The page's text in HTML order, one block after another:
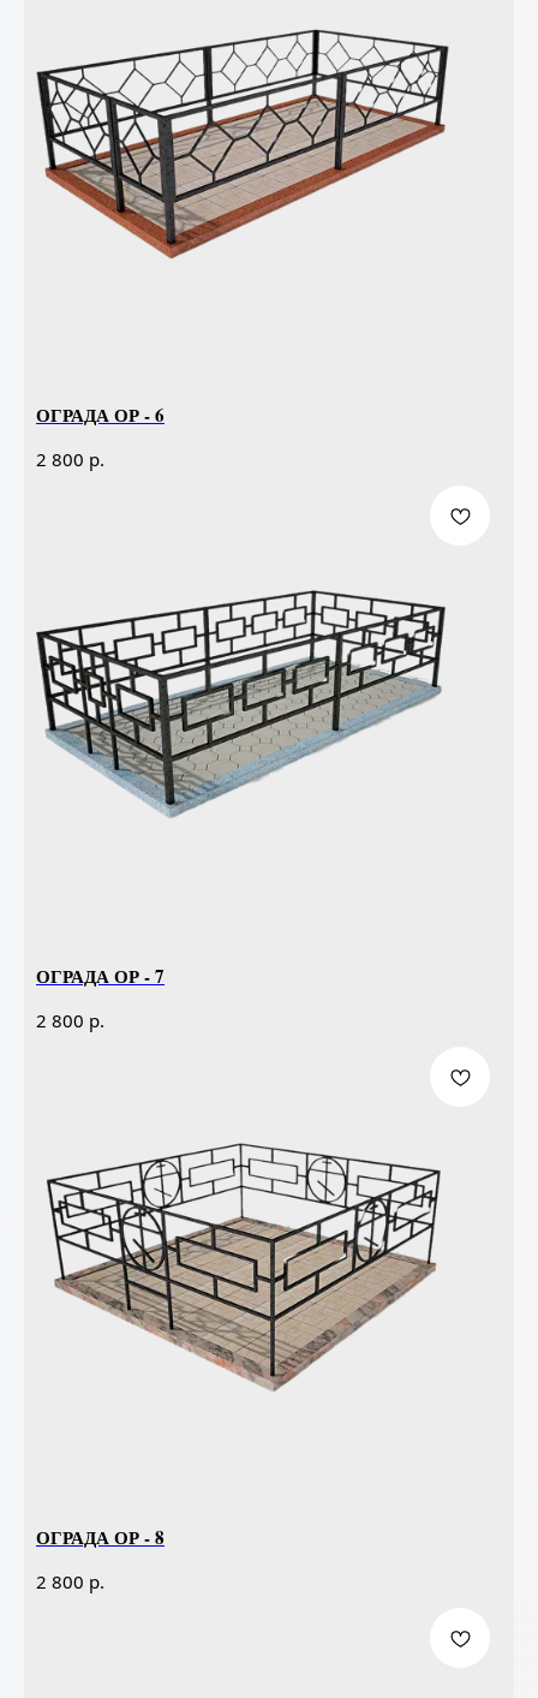
ОГРАДА ОР - 6
2 800 р.
ОГРАДА ОР - 7
2 800 р.
ОГРАДА ОР - 8
2 800 р.